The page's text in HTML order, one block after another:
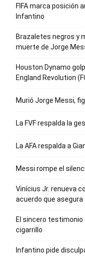
FIFA marca posición
Infantino
Brazaletes negros y
muerte de Jorge
Houston Dynamo
England Revolution
Murió Jorge Messi,
La FVF respalda la
La AFA respalda a
Messi rompe el
Vinícius Jr. renueva
acuerdo que
El sincero testimonio
cigarrillo
Infantino pide